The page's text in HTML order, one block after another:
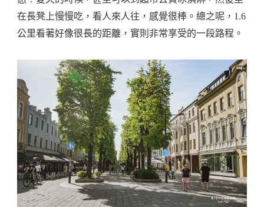
在長凳上慢慢吃，看人來人往，感覺很棒。總之呢，1.6
公里看著好像很長的距離，實則非常享受的一段路程。